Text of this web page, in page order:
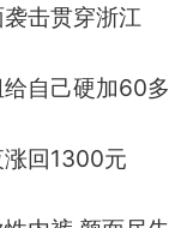
击贯穿浙江
回1300元